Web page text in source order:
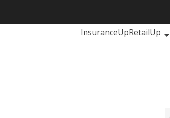
InsuranceUpRetailUp